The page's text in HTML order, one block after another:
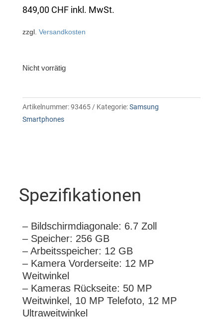
849,00 CHF inkl. MwSt.
zzgl. Versandkosten
Nicht vorrätig
Artikelnummer:93465 Kategorie:Samsung
Smartphones
Spezifikationen
– Bildschirmdiagonale: 6.7 Zoll
– Speicher: 256 GB
– Arbeitsspeicher: 12 GB
– Kamera Vorderseite: 12 MP
Weitwinkel
– Kameras Rückseite: 50 MP
Weitwinkel, 10 MP Telefoto, 12 MP
Ultraweitwinkel